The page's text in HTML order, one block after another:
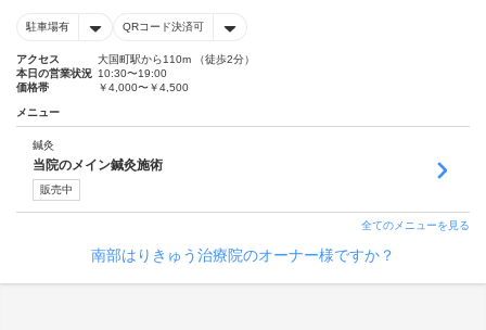
駐車場有 QRコード決済可
アクセス
大国町駅から110m （徒歩2分）
本日の営業状況 10:30〜19:00
価格帯
￥4,000〜￥4,500
メニュー
鍼灸
当院のメイン鍼灸施術
販売中
全てのメニューを見る
南部はりきゅう治療院のオーナー様ですか？